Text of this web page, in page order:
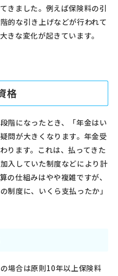
きました。例えば保険料の引
的な引き上げなどが行われて
きな変化が起きています。
格
階になったとき、「年金はい
問が大きくなります。年金受
ります。これは、払ってきた
入していた制度などにより計
の仕組みはやや複雑ですが、
制度に、いくら支払ったか」
場合は原則10年以上保険料